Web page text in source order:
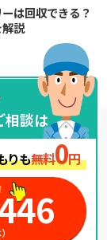
は回収できる？
説
相談は
りも無料0円